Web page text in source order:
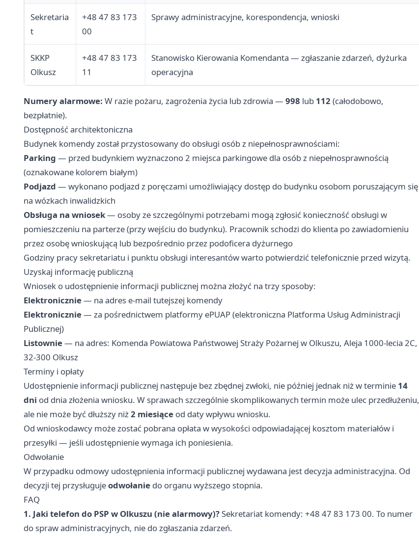
Sekretaria
t
+48 47 83 173
00
Sprawy administracyjne, korespondencja, wnioski
SKKP
Olkusz
+48 47 83 173
11
Stanowisko Kierowania Komendanta — zgłaszanie zdarzeń, dyżurka
operacyjna
Numery alarmowe: W razie pożaru, zagrożenia życia lub zdrowia — 998 lub 112 (całodobowo,
bezpłatnie).
Dostępność architektoniczna
Budynek komendy został przystosowany do obsługi osób z niepełnosprawnościami:
Parking — przed budynkiem wyznaczono 2 miejsca parkingowe dla osób z niepełnosprawnością
(oznakowane kolorem białym)
Podjazd — wykonano podjazd z poręczami umożliwiający dostęp do budynku osobom poruszającym się
na wózkach inwalidzkich
Obsługa na wniosek— osoby ze szczególnymi potrzebami mogą zgłosić konieczność obsługi w
pomieszczeniu na parterze (przy wejściu do budynku). Pracownik schodzi do klienta po zawiadomieniu
przez osobę wnioskującą lub bezpośrednio przez podoficera dyżurnego
Godziny pracy sekretariatu i punktu obsługi interesantów warto potwierdzić telefonicznie przed wizytą.
Uzyskaj informację publiczną
Wniosek o udostępnienie informacji publicznej można złożyć na trzy sposoby:
Elektronicznie— na adres e-mail tutejszej komendy
Elektronicznie— za pośrednictwem platformy ePUAP (elektroniczna Platforma Usług Administracji
Publicznej)
Listownie— na adres: Komenda Powiatowa Państwowej Straży Pożarnej w Olkuszu, Aleja 1000-lecia 2C,
32-300 Olkusz
Terminy i opłaty
Udostępnienie informacji publicznej następuje bez zbędnej zwłoki, nie później jednak niż w terminie 14
dni od dnia złożenia wniosku. W sprawach szczególnie skomplikowanych termin może ulec przedłużeniu,
ale nie może być dłuższy niż2 miesiące od daty wpływu wniosku.
Od wnioskodawcy może zostać pobrana opłata w wysokości odpowiadającej kosztom materiałów i
przesyłki — jeśli udostępnienie wymaga ich poniesienia.
Odwołanie
W przypadku odmowy udostępnienia informacji publicznej wydawana jest decyzja administracyjna. Od
decyzji tej przysługujeodwołanie do organu wyższego stopnia.
FAQ
1. Jaki telefon do PSP w Olkuszu (nie alarmowy)?Sekretariat komendy: +48 47 83 173 00. To numer
do spraw administracyjnych, nie do zgłaszania zdarzeń.